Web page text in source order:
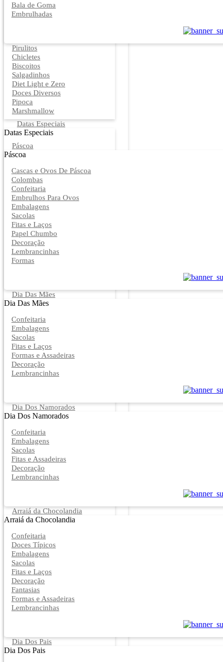
Bala de Goma
Embrulhadas
Pirulitos
Chicletes
Biscoitos
Salgadinhos
Diet Light e Zero
Doces Diversos
Pipoca
Marshmallow
Datas Especiais
Datas Especiais
Páscoa
Páscoa
Cascas e Ovos De Páscoa
Colombas
Confeitaria
Embrulhos Para Ovos
Embalagens
Sacolas
Fitas e Laços
Papel Chumbo
Decoração
Lembrancinhas
Formas
Dia Das Mães
Dia Das Mães
Confeitaria
Embalagens
Sacolas
Fitas e Laços
Formas e Assadeiras
Decoração
Lembrancinhas
Dia Dos Namorados
Dia Dos Namorados
Confeitaria
Embalagens
Sacolas
Fitas e Assadeiras
Decoração
Lembrancinhas
Arraiá da Chocolandia
Arraiá da Chocolandia
Confeitaria
Doces Típicos
Embalagens
Sacolas
Fitas e Laços
Decoração
Fantasias
Formas e Assadeiras
Lembrancinhas
Dia Dos Pais
Dia Dos Pais